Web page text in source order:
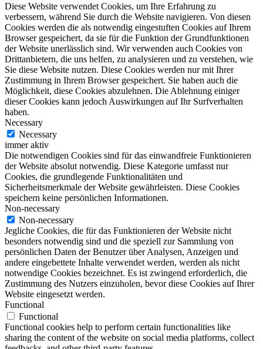
Diese Website verwendet Cookies, um Ihre Erfahrung zu
verbessern, während Sie durch die Website navigieren. Von diesen
Cookies werden die als notwendig eingestuften Cookies auf Ihrem
Browser gespeichert, da sie für die Funktion der Grundfunktionen
der Website unerlässlich sind. Wir verwenden auch Cookies von
Drittanbietern, die uns helfen, zu analysieren und zu verstehen, wie
Sie diese Website nutzen. Diese Cookies werden nur mit Ihrer
Zustimmung in Ihrem Browser gespeichert. Sie haben auch die
Möglichkeit, diese Cookies abzulehnen. Die Ablehnung einiger
dieser Cookies kann jedoch Auswirkungen auf Ihr Surfverhalten
haben.
Necessary
Necessary
immer aktiv
Die notwendigen Cookies sind für das einwandfreie Funktionieren
der Website absolut notwendig. Diese Kategorie umfasst nur
Cookies, die grundlegende Funktionalitäten und
Sicherheitsmerkmale der Website gewährleisten. Diese Cookies
speichern keine persönlichen Informationen.
Non-necessary
Non-necessary
Jegliche Cookies, die für das Funktionieren der Website nicht
besonders notwendig sind und die speziell zur Sammlung von
persönlichen Daten der Benutzer über Analysen, Anzeigen und
andere eingebettete Inhalte verwendet werden, werden als nicht
notwendige Cookies bezeichnet. Es ist zwingend erforderlich, die
Zustimmung des Nutzers einzuholen, bevor diese Cookies auf Ihrer
Website eingesetzt werden.
Functional
Functional
Functional cookies help to perform certain functionalities like
sharing the content of the website on social media platforms, collect